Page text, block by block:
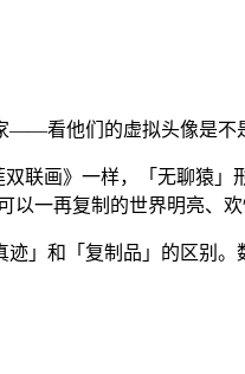
——看他们的虚拟头像是不
联画》一样，「无聊猿
一再复制的世界明亮、欢
」和「复制品」的区别